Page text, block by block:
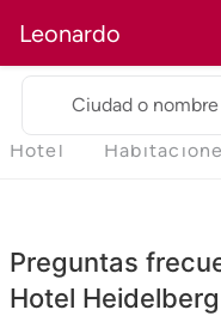
Leonardo
Ciudad o
Hotel
Preguntas
Hotel Heidelberg